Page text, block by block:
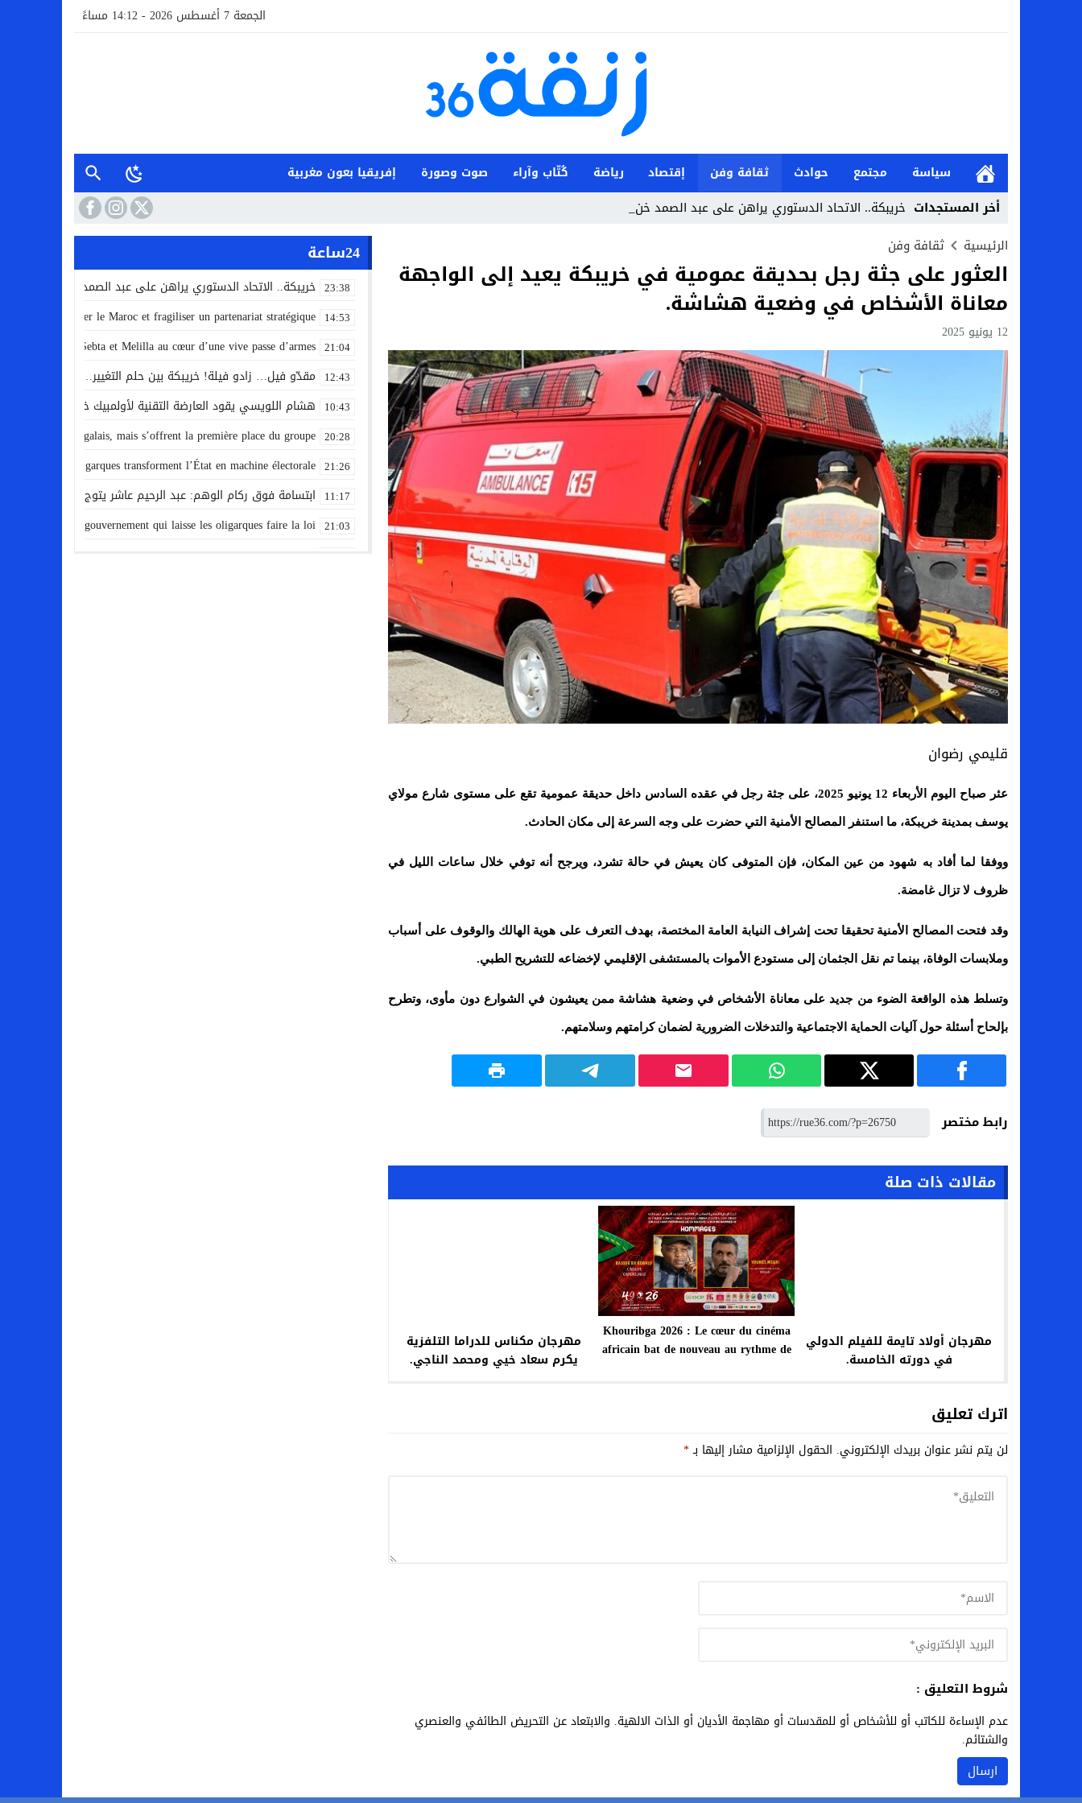
الجمعة 7 أغسطس 2026 - 14:12 مساءً
سياسة مجتمع حوادث ثقافة وفن إقتصاد رياضة كُتّاب وآراء صوت وصورة إفريقيا بعون مغربية
أخر المستجدات خريبكة.. الاتحاد الدستوري يراهن على عبد الصمد خناني لقياد _
Stop
Previous
Next
الرئيسية ثقافة وفن
العثور على جثة رجل بحديقة عمومية في خريبكة يعيد إلى الواجهة
معاناة الأشخاص في وضعية هشاشة.
12 يونيو 2025
قليمي رضوان
عثر صباح اليوم الأربعاء 12 يونيو 2025، على جثة رجل في عقده السادس داخل حديقة عمومية تقع على مستوى شارع مولاي
يوسف بمدينة خريبكة، ما استنفر المصالح الأمنية التي حضرت على وجه السرعة إلى مكان الحادث.
ووفقا لما أفاد به شهود من عين المكان، فإن المتوفى كان يعيش في حالة تشرد، ويرجح أنه توفي خلال ساعات الليل في
ظروف لا تزال غامضة.
وقد فتحت المصالح الأمنية تحقيقا تحت إشراف النيابة العامة المختصة، بهدف التعرف على هوية الهالك والوقوف على أسباب
وملابسات الوفاة، بينما تم نقل الجثمان إلى مستودع الأموات بالمستشفى الإقليمي لإخضاعه للتشريح الطبي.
وتسلط هذه الواقعة الضوء من جديد على معاناة الأشخاص في وضعية هشاشة ممن يعيشون في الشوارع دون مأوى، وتطرح
بإلحاح أسئلة حول آليات الحماية الاجتماعية والتدخلات الضرورية لضمان كرامتهم وسلامتهم.
رابط مختصر
مقالات ذات صلة
مهرجان أولاد تايمة للفيلم الدولي
في دورته الخامسة.
Khouribga 2026 : Le cœur du cinéma
africain bat de nouveau au rythme de
مهرجان مكناس للدراما التلفزية
يكرم سعاد خيي ومحمد الناجي.
اترك تعليق
لن يتم نشر عنوان بريدك الإلكتروني. الحقول الإلزامية مشار إليها بـ*
شروط التعليق :
عدم الإساءة للكاتب أو للأشخاص أو للمقدسات أو مهاجمة الأديان أو الذات الالهية. والابتعاد عن التحريض الطائفي والعنصري
والشتائم.
24ساعة
23:38 خريبكة.. الاتحاد الدستوري يراهن على عبد الصمد خناني لقيادة
14:53
crise pour cibler le Maroc et fragiliser un partenariat stratégique
21:04
l’Espagne : Sebta et Melilla au cœur d’une vive passe d’armes
12:43 مقدّو فيل… زادو فيلة! خريبكة بين حلم التغيير… وهاجس توريث
10:43 هشام اللويسي يقود العارضة التقنية لأولمبيك خريبكة.
20:28
un mur sénégalais, mais s’offrent la première place du groupe
21:26
: quand les oligarques transforment l’État en machine électorale
11:17 ابتسامة فوق ركام الوهم: عبد الرحيم عاشر يتوج مساره
21:03
: l’échec d’un gouvernement qui laisse les oligarques faire la loi